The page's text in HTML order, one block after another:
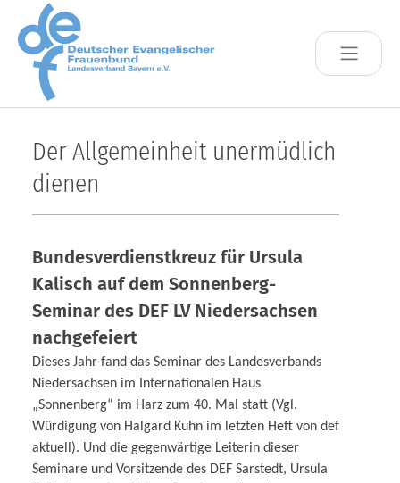
Skip to main content
Der Allgemeinheit unermüdlich
dienen
Bundesverdienstkreuz für Ursula
Kalisch auf dem Sonnenberg-
Seminar des DEF LV Niedersachsen
nachgefeiert
Dieses Jahr fand das Seminar des Landesverbands
Niedersachsen im Internationalen Haus
„Sonnenberg“ im Harz zum 40. Mal statt (Vgl.
Würdigung von Halgard Kuhn im letzten Heft von def
aktuell). Und die gegenwärtige Leiterin dieser
Seminare und Vorsitzende des DEF Sarstedt, Ursula